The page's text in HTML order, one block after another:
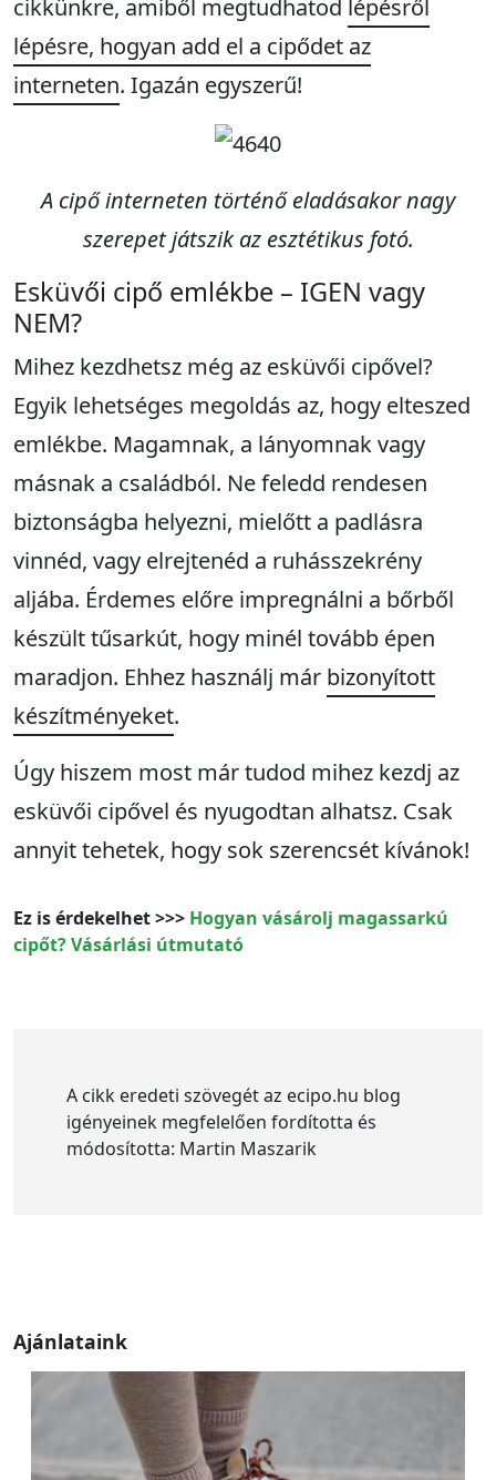
cikkünkre, amiből megtudhatod lépésről
lépésre, hogyan add el a cipődet az
interneten. Igazán egyszerű!
A cipő interneten történő eladásakor nagy
szerepet játszik az esztétikus fotó.
Esküvői cipő emlékbe – IGEN vagy
NEM?
Mihez kezdhetsz még az esküvői cipővel?
Egyik lehetséges megoldás az, hogy elteszed
emlékbe. Magamnak, a lányomnak vagy
másnak a családból. Ne feledd rendesen
biztonságba helyezni, mielőtt a padlásra
vinnéd, vagy elrejtenéd a ruhásszekrény
aljába. Érdemes előre impregnálni a bőrből
készült tűsarkút, hogy minél tovább épen
maradjon. Ehhez használj már bizonyított
készítményeket.
Úgy hiszem most már tudod mihez kezdj az
esküvői cipővel és nyugodtan alhatsz. Csak
annyit tehetek, hogy sok szerencsét kívánok!
Ez is érdekelhet >>> Hogyan vásárolj magassarkú
cipőt? Vásárlási útmutató
A cikk eredeti szövegét az ecipo.hu blog
igényeinek megfelelően fordította és
módosította: Martin Maszarik
Ajánlataink